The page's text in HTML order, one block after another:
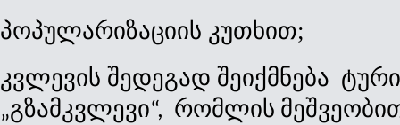
პოპულარიზაციის კუთხით;
კვლევის შედეგად შეიქმნება
„გზამკვლევი“, რომლის